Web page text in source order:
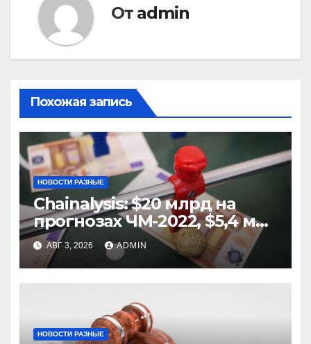
От admin
Похожая запись
НОВОСТИ РАЗНЫЕ
Chainalysis: $20 млрд на
прогнозах ЧМ-2022, $5,4 млн
из них незаконные
АВГ 3, 2026 ADMIN
НОВОСТИ РАЗНЫЕ